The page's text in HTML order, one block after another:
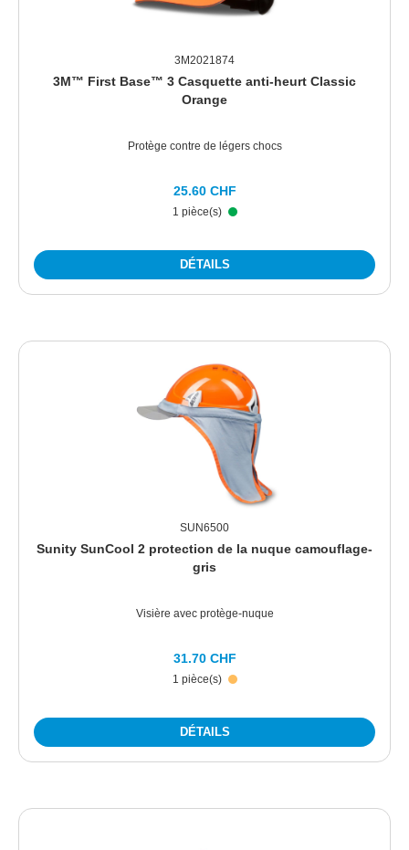
3M2021874
3M™ First Base™ 3 Casquette anti-heurt Classic
Orange
Protège contre de légers chocs
1 pièce(s)
25.60 CHF
DÉTAILS
SUN6500
Sunity SunCool 2 protection de la nuque camouflage-
gris
Visière avec protège-nuque
1 pièce(s)
31.70 CHF
DÉTAILS